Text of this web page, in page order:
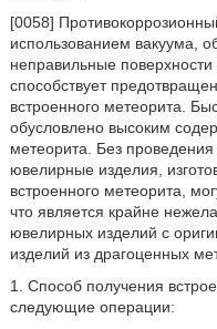
[0058]
использованием вакуума,
неправильные
способствует
встроенного метеорита.
обусловлено высоким
метеорита. Без
ювелирные изделия,
встроенного метеорита,
что является крайне
ювелирных изделий с
изделий из драгоценных
1. Способ получения
следующие операции: